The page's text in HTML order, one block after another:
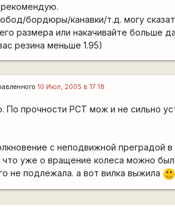
бордюры/канавки/т.д. могу
размера или накачивайте больше
резина меньше 1.95)
10 Июл, 2005 в 17:18
прочности РСТ мож и не сильно
с неподвижной преградой
что уже о вращение колеса можно
не подлежала. а вот вилка выжила
:)